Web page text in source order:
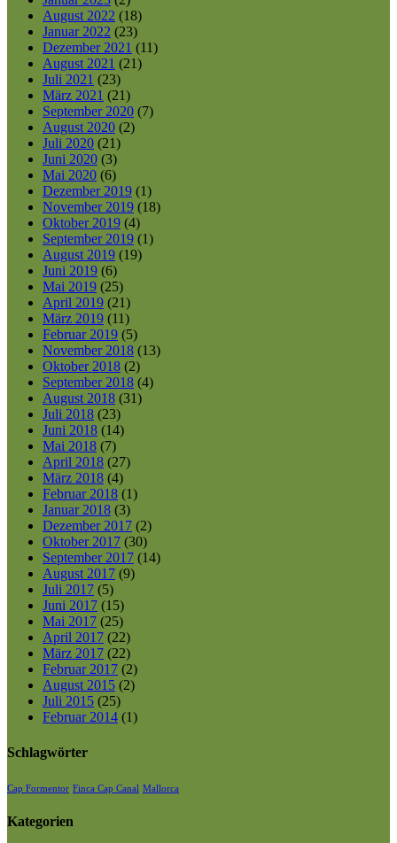
August 2022 (18)
Januar 2022 (23)
Dezember 2021 (11)
August 2021 (21)
Juli 2021 (23)
März 2021 (21)
September 2020 (7)
August 2020 (2)
Juli 2020 (21)
Juni 2020 (3)
Mai 2020 (6)
Dezember 2019 (1)
November 2019 (18)
Oktober 2019 (4)
September 2019 (1)
August 2019 (19)
Juni 2019 (6)
Mai 2019 (25)
April 2019 (21)
März 2019 (11)
Februar 2019 (5)
November 2018 (13)
Oktober 2018 (2)
September 2018 (4)
August 2018 (31)
Juli 2018 (23)
Juni 2018 (14)
Mai 2018 (7)
April 2018 (27)
März 2018 (4)
Februar 2018 (1)
Januar 2018 (3)
Dezember 2017 (2)
Oktober 2017 (30)
September 2017 (14)
August 2017 (9)
Juli 2017 (5)
Juni 2017 (15)
Mai 2017 (25)
April 2017 (22)
März 2017 (22)
Februar 2017 (2)
August 2015 (2)
Juli 2015 (25)
Februar 2014 (1)
Schlagwörter
Cap Formentor Finca Cap Canal Mallorca
Kategorien